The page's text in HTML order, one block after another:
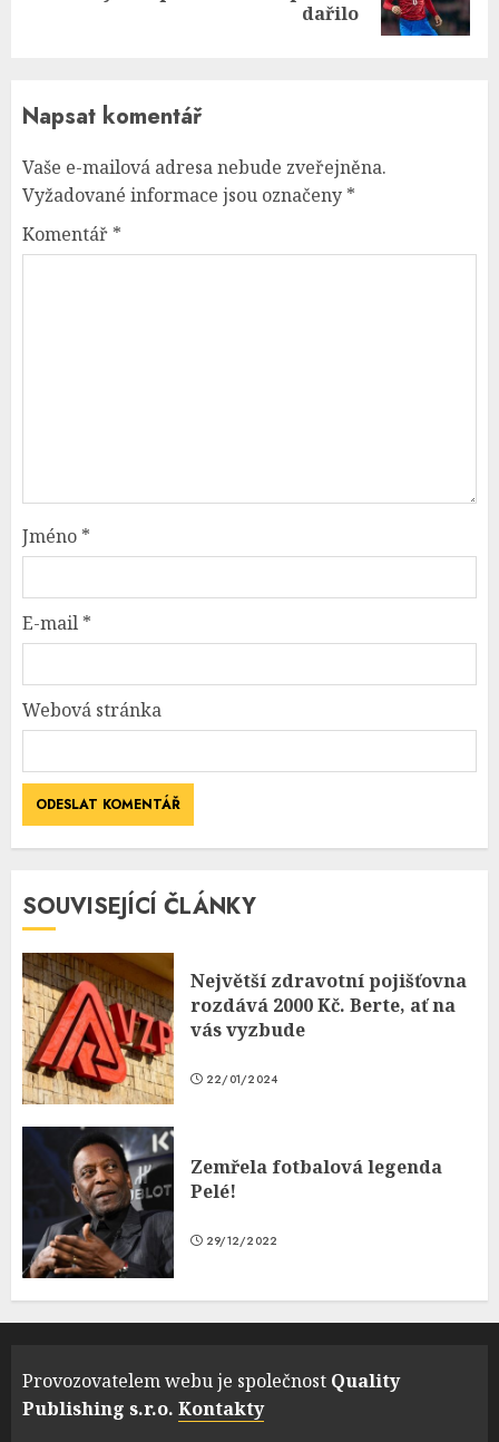
dařilo
Napsat komentář
Vaše e-mailová adresa nebude zveřejněna.
Vyžadované informace jsou označeny *
Komentář *
Jméno *
E-mail *
Webová stránka
SOUVISEJÍCÍ ČLÁNKY
Největší zdravotní pojišťovna
rozdává 2000 Kč. Berte, ať na
vás vyzbude
22/01/2024
Zemřela fotbalová legenda
Pelé!
29/12/2022
Provozovatelem webu je společnost Quality
Publishing s.r.o. Kontakty